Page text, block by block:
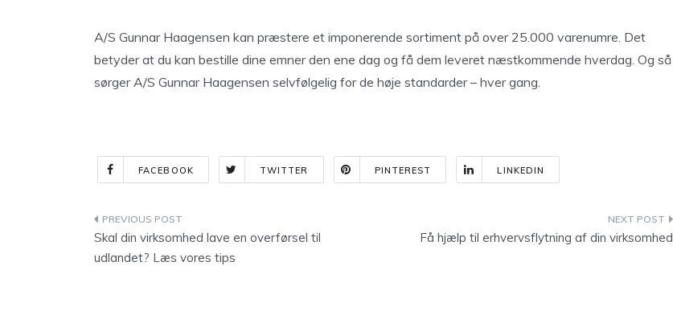
A/S Gunnar Haagensen kan præstere et imponerende sortiment på over 25.000 varenumre. Det
betyder at du kan bestille dine emner den ene dag og få dem leveret næstkommende hverdag. Og så
sørger A/S Gunnar Haagensen selvfølgelig for de høje standarder – hver gang.
FACEBOOK TWITTER PINTEREST LINKEDIN
Indlægsnavigation
Skal din virksomhed lave en overførsel til
udlandet? Læs vores tips
Få hjælp til erhvervsflytning af din virksomhed